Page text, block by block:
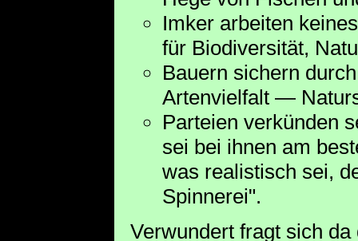
Imker arbeiten
für Biodiversität,
Bauern sichern
Artenvielfalt —
Parteien verkünden
sei bei ihnen am
was realistisch sei,
Spinnerei".
Verwundert fragt sich